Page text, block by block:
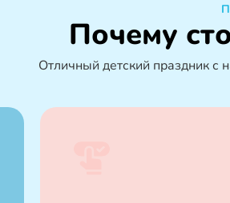
Почему
Отличный детский праздник